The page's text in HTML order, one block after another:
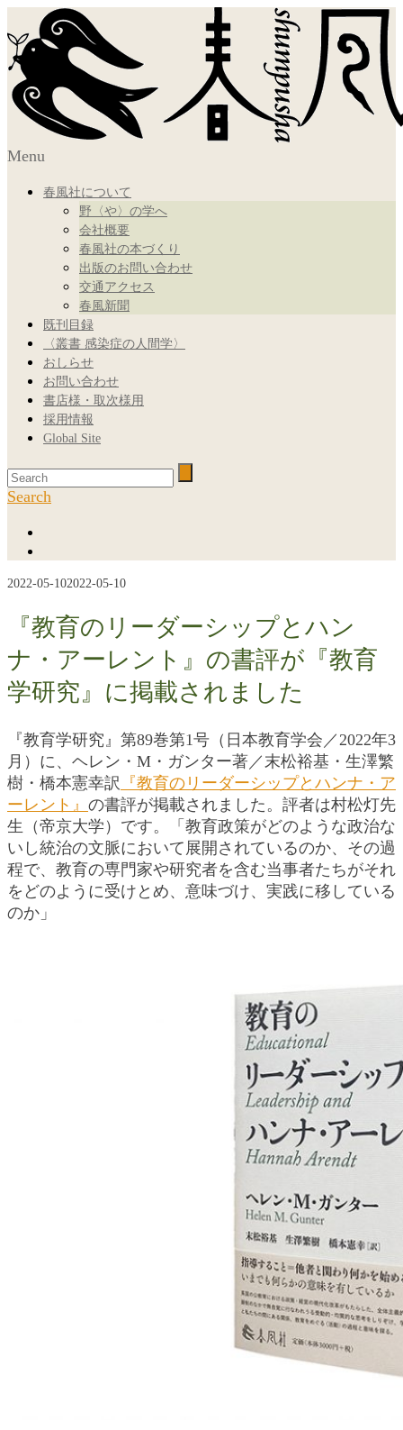
Menu
春風社について
野〈や〉の学へ
会社概要
春風社の本づくり
出版のお問い合わせ
交通アクセス
春風新聞
既刊目録
〈叢書 感染症の人間学〉
おしらせ
お問い合わせ
書店様・取次様用
採用情報
Global Site
Search
2022-05-102022-05-10
『教育のリーダーシップとハン
ナ・アーレント』の書評が『教育
学研究』に掲載されました
『教育学研究』第89巻第1号（日本教育学会／2022年3
月）に、ヘレン・M・ガンター著／末松裕基・生澤繁
樹・橋本憲幸訳 『教育のリーダーシップとハンナ・ア
ーレント』 の書評が掲載されました。評者は村松灯先
生（帝京大学）です。「教育政策がどのような政治な
いし統治の文脈において展開されているのか、その過
程で、教育の専門家や研究者を含む当事者たちがそれ
をどのように受けとめ、意味づけ、実践に移している
のか」